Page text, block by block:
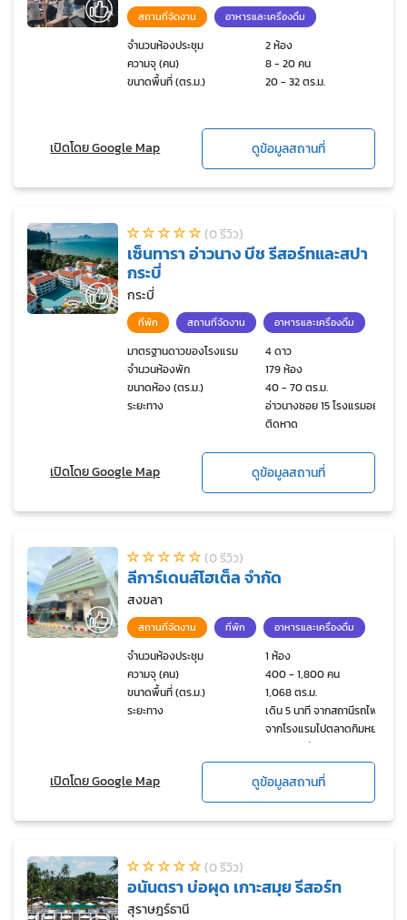
สถานที่จัดงาน อาหารและเครื่องดื่ม
จำนวนห้องประชุม
2 ห้อง
ความจุ (คน)
8 - 20 คน
ขนาดพื้นที่ (ตร.ม.)
20 - 32 ตร.ม.
เปิดโดย Google Map ดูข้อมูลสถานที่
(0 รีวิว)
เซ็นทารา อ่าวนาง บีช รีสอร์ทและสปา
กระบี่
กระบี่
ที่พัก สถานที่จัดงาน อาหารและเครื่องดื่ม
มาตรฐานดาวของโรงแรม
4 ดาว
จำนวนห้องพัก
179 ห้อง
ขนาดห้อง (ตร.ม.)
40 - 70 ตร.ม.
ระยะทาง
อ่าวนางซอย 15 โรงแรมอยู่
ติดหาด
เปิดโดย Google Map ดูข้อมูลสถานที่
(0 รีวิว)
ลีการ์เดนส์โฮเต็ล จำกัด
สงขลา
สถานที่จัดงาน ที่พัก อาหารและเครื่องดื่ม
จำนวนห้องประชุม
1 ห้อง
ความจุ (คน)
400 - 1,800 คน
ขนาดพื้นที่ (ตร.ม.)
1,068 ตร.ม.
ระยะทาง
เดิน 5 นาที จากสถานีรถไฟ,
จากโรงแรมไปตลาดกิมหยง
เดิน 3 นาที
เปิดโดย Google Map ดูข้อมูลสถานที่
(0 รีวิว)
อนันตรา บ่อผุด เกาะสมุย รีสอร์ท
สุราษฎร์ธานี